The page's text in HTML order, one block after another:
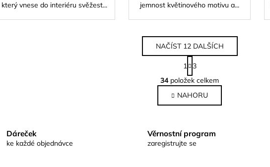
který vnese do interiéru svěžest...
jemnost květinového motivu a...
O
v
l
á
a
c
NAČÍST 12 DALŠÍCH
S
t
r
á
n
k
á
n
1
3
34položek celkem
NAHORU
Dáreček
ke každé objednávce
Věrnostní program
zaregistrujte se